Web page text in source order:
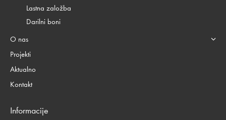
Lastna založba
Darilni boni
O nas
Projekti
Aktualno
Kontakt
Informacije